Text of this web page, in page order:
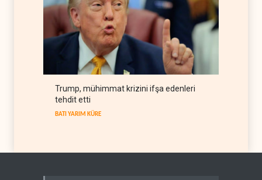
Trump, mühimmat krizini ifşa edenleri
tehdit etti
BATI YARIM KÜRE